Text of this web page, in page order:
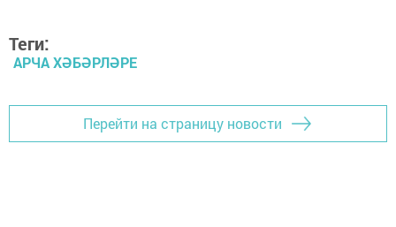
Теги:
АРЧА ХӘБӘРЛӘРЕ
Перейти на страницу новости